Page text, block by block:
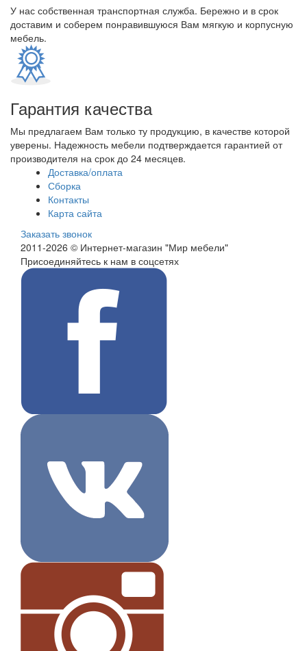
У нас собственная транспортная служба. Бережно и в срок
доставим и соберем понравившуюся Вам мягкую и корпусную
мебель.
Гарантия качества
Мы предлагаем Вам только ту продукцию, в качестве которой
уверены. Надежность мебели подтверждается гарантией от
производителя на срок до 24 месяцев.
Доставка/оплата
Сборка
Контакты
Карта сайта
Заказать звонок
2011-2026 © Интернет-магазин "Мир мебели"
Присоединяйтесь к нам в соцсетях